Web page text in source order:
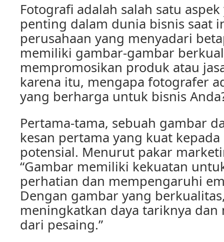
Fotografi adalah salah satu
penting dalam dunia bisnis saat
perusahaan yang menyadari
memiliki gambar-gambar
mempromosikan produk atau
karena itu, mengapa fotografer
yang berharga untuk bisnis
Pertama-tama, sebuah gambar
kesan pertama yang kuat
potensial. Menurut pakar
“Gambar memiliki kekuatan
perhatian dan mempengaruhi
Dengan gambar yang
meningkatkan daya tariknya
dari pesaing.”